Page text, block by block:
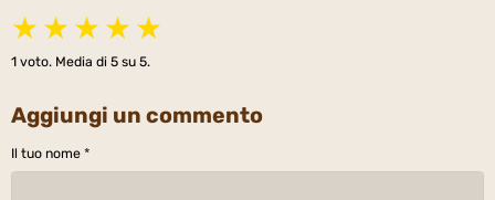
★ ★ ★ ★ ★
1 voto. Media di 5 su 5.
Aggiungi un commento
Il tuo nome